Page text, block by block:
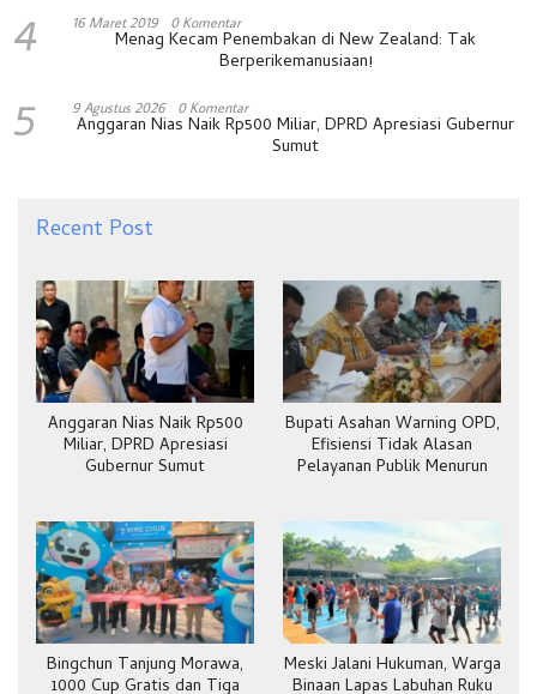
4 16 Maret 2019 0 Komentar
Menag Kecam Penembakan di New Zealand: Tak
Berperikemanusiaan!
5 9 Agustus 2026 0 Komentar
Anggaran Nias Naik Rp500 Miliar, DPRD Apresiasi Gubernur
Sumut
Recent Post
Anggaran Nias Naik Rp500
Miliar, DPRD Apresiasi
Gubernur Sumut
Bupati Asahan Warning OPD,
Efisiensi Tidak Alasan
Pelayanan Publik Menurun
Bingchun Tanjung Morawa,
1000 Cup Gratis dan Tiga
Meski Jalani Hukuman, Warga
Binaan Lapas Labuhan Ruku